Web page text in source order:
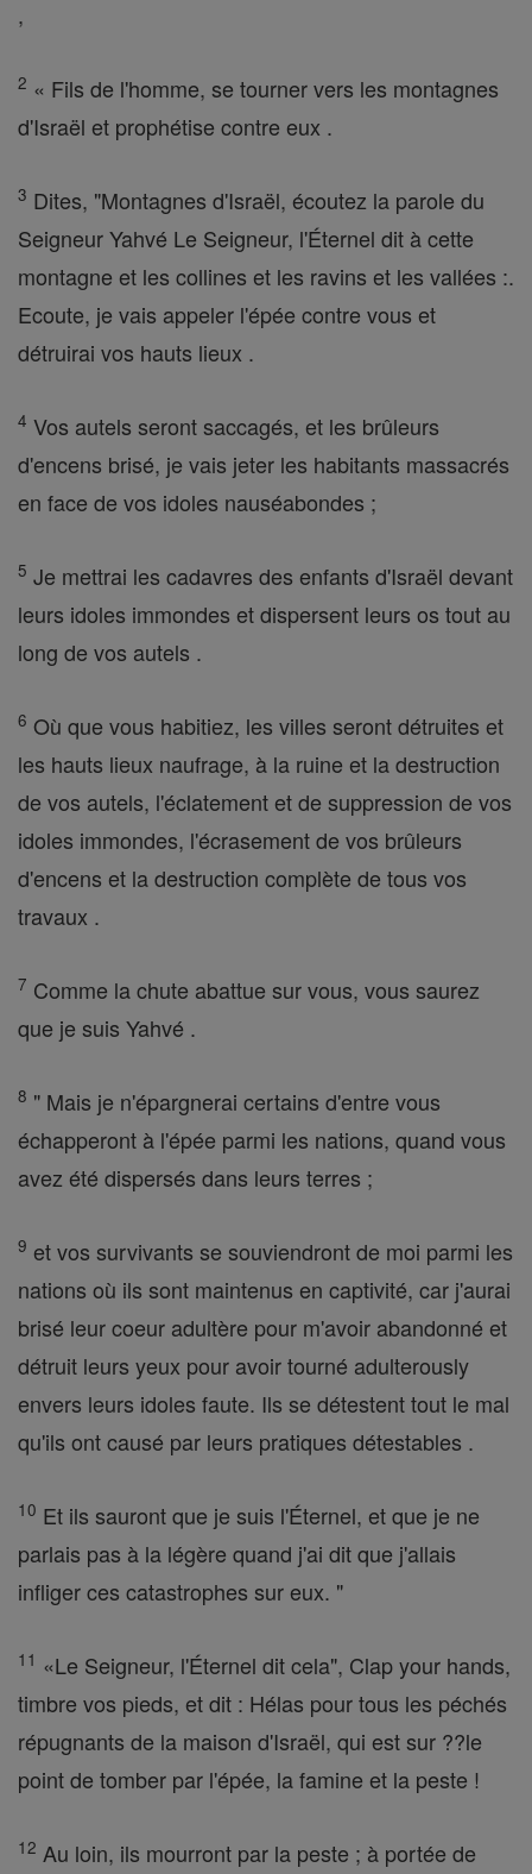
,
2 « Fils de l'homme, se tourner vers les montagnes
d'Israël et prophétise contre eux .
3 Dites, "Montagnes d'Israël, écoutez la parole du
Seigneur Yahvé Le Seigneur, l'Éternel dit à cette
montagne et les collines et les ravins et les vallées :.
Ecoute, je vais appeler l'épée contre vous et
détruirai vos hauts lieux .
4 Vos autels seront saccagés, et les brûleurs
d'encens brisé, je vais jeter les habitants massacrés
en face de vos idoles nauséabondes ;
5 Je mettrai les cadavres des enfants d'Israël devant
leurs idoles immondes et dispersent leurs os tout au
long de vos autels .
6 Où que vous habitiez, les villes seront détruites et
les hauts lieux naufrage, à la ruine et la destruction
de vos autels, l'éclatement et de suppression de vos
idoles immondes, l'écrasement de vos brûleurs
d'encens et la destruction complète de tous vos
travaux .
7 Comme la chute abattue sur vous, vous saurez
que je suis Yahvé .
8 " Mais je n'épargnerai certains d'entre vous
échapperont à l'épée parmi les nations, quand vous
avez été dispersés dans leurs terres ;
9 et vos survivants se souviendront de moi parmi les
nations où ils sont maintenus en captivité, car j'aurai
brisé leur coeur adultère pour m'avoir abandonné et
détruit leurs yeux pour avoir tourné adulterously
envers leurs idoles faute. Ils se détestent tout le mal
qu'ils ont causé par leurs pratiques détestables .
10 Et ils sauront que je suis l'Éternel, et que je ne
parlais pas à la légère quand j'ai dit que j'allais
infliger ces catastrophes sur eux. "
11 «Le Seigneur, l'Éternel dit cela", Clap your hands,
timbre vos pieds, et dit : Hélas pour tous les péchés
répugnants de la maison d'Israël, qui est sur ??le
point de tomber par l'épée, la famine et la peste !
12 Au loin, ils mourront par la peste ; à portée de